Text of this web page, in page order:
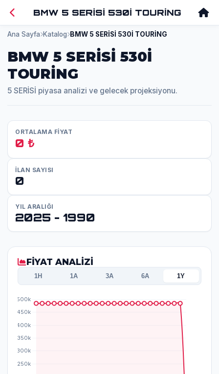
BMW 5 SERİSİ 530İ TOURİNG
Ana Sayfa Katalog BMW 5 SERİSİ 530İ TOURİNG
BMW 5 SERİSİ 530İ
TOURİNG
5 SERİSİ piyasa analizi ve gelecek projeksiyonu.
ORTALAMA FİYAT
0 ₺
İLAN SAYISI
0
YIL ARALIĞI
2025 - 1990
FİYAT ANALİZİ
1H 1A 3A 6A 1Y